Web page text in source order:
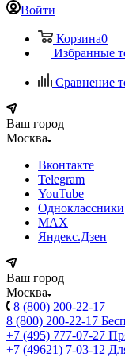
Войти
Корзина0
Избранные
Сравнение
Ваш город
Москва
Вконтакте
Telegram
YouTube
Одноклассники
MAX
Яндекс.Дзен
Ваш город
Москва
8 (800) 200-22-17
8 (800) 200-22-17
+7 (495) 777-07-27
+7 (49621) 7-03-12